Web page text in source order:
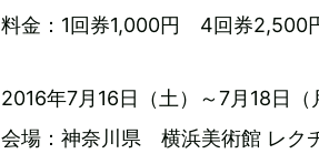
料金：1回券1,000円 4回券2,500
2016年7月16日（土）～7月18日（
会場：神奈川県 横浜美術館 レク